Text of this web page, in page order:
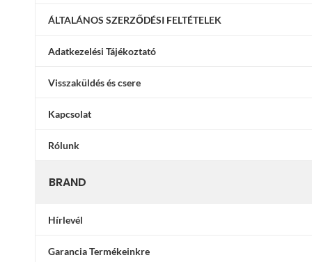
ÁLTALÁNOS SZERZŐDÉSI FELTÉTELEK
Adatkezelési Tájékoztató
Visszaküldés és csere
Kapcsolat
Rólunk
BRAND
Hírlevél
Garancia Termékeinkre